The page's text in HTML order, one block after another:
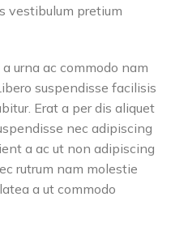
vestibulum pretium
urna ac commodo nam
suspendisse facilisis
Erat a per dis aliquet
nec adipiscing
a ac ut non adipiscing
rutrum nam molestie
a ut commodo